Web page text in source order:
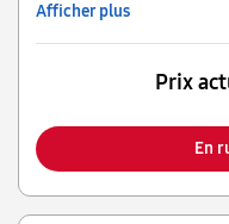
Afficher plus
Prix
En